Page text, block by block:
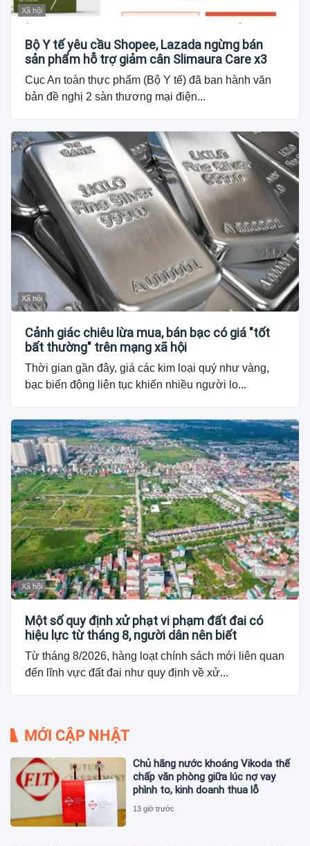
Xã hội
Bộ Y tế yêu cầu Shopee, Lazada ngừng bán
sản phẩm hỗ trợ giảm cân Slimaura Care x3
Cục An toàn thực phẩm (Bộ Y tế) đã ban hành văn
bản đề nghị 2 sàn thương mại điện...
Xã hội
Cảnh giác chiêu lừa mua, bán bạc có giá "tốt
bất thường" trên mạng xã hội
Thời gian gần đây, giá các kim loại quý như vàng,
bạc biến động liên tục khiến nhiều người lo...
Xã hội
Một số quy định xử phạt vi phạm đất đai có
hiệu lực từ tháng 8, người dân nên biết
Từ tháng 8/2026, hàng loạt chính sách mới liên quan
đến lĩnh vực đất đai như quy định về xử...
MỚI CẬP NHẬT
Chủ hãng nước khoáng Vikoda thế
chấp văn phòng giữa lúc nợ vay
phình to, kinh doanh thua lỗ
13 giờ trước